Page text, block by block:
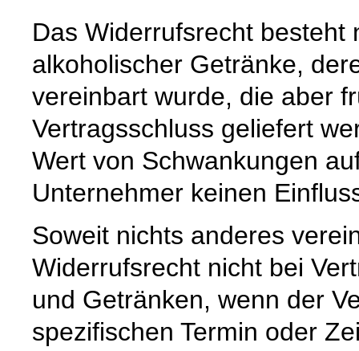
Das Widerrufsrecht besteht
alkoholischer Getränke,
vereinbart wurde, die aber
Vertragsschluss geliefert
Wert von Schwankungen
Unternehmer keinen
Soweit nichts anderes
Widerrufsrecht nicht bei
und Getränken, wenn der
spezifischen Termin oder